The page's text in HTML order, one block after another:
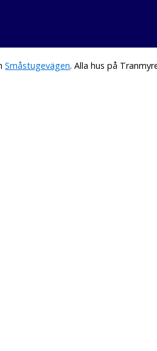
Småstugevägen. Alla hus på